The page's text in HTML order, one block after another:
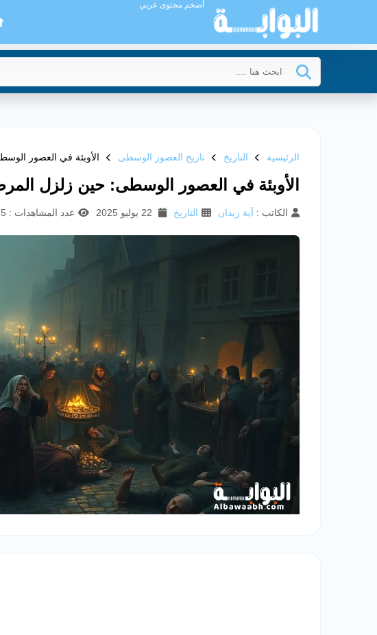
أضخم محتوى عربي
الرئيسية التاريخ تاريخ العصور الوسطى الأوبئة في العصور
الأوبئة في العصور الوسطى: حين زلزل
الكاتب : آية زيدان التاريخ عدد المشاهدات : 955